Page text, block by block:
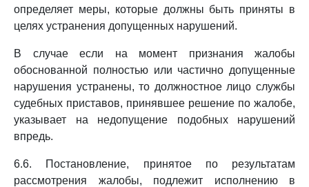
определяет меры, которые должны быть приняты в
целях устранения допущенных нарушений.
В случае если на момент признания жалобы
обоснованной полностью или частично допущенные
нарушения устранены, то должностное лицо службы
судебных приставов, принявшее решение по жалобе,
указывает на недопущение подобных нарушений
впредь.
6.6. Постановление, принятое по результатам
рассмотрения жалобы, подлежит исполнению в